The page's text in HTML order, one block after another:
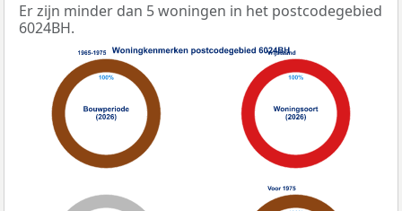
Er zijn minder dan 5 woningen in het postcodegebied
6024BH.